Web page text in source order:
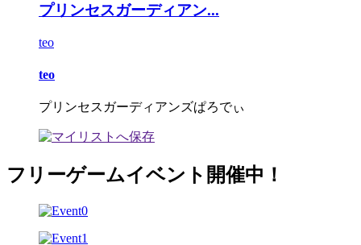
プリンセスガーディアン...
teo
teo
プリンセスガーディアンズぱろでぃ
フリーゲームイベント開催中！